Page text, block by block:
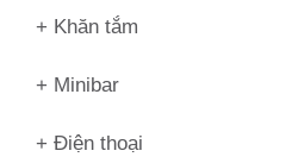
+ Khăn tắm
+ Minibar
+ Điện thoại